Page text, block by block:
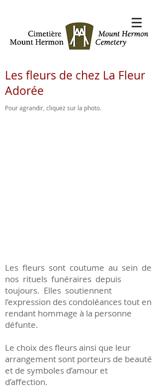
Les fleurs de chez La Fleur
Adorée
Pour agrandir, cliquez sur la photo.
Les fleurs sont coutume au sein de
nos rituels funéraires depuis
toujours. Elles soutiennent
l’expression des condoléances tout en
rendant hommage à la personne
défunte.
Le choix des fleurs ainsi que leur
arrangement sont porteurs de beauté
et de symboles d’amour et
d’affection.